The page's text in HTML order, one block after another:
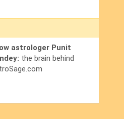
astrologer Punit
the brain behind